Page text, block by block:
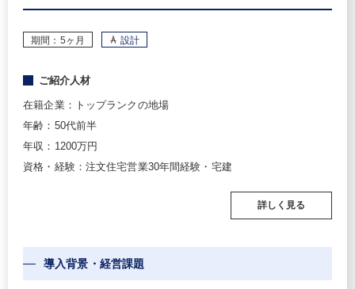
期間：5ヶ月 設計
ご紹介人材
在籍企業：トップランクの地場
年齢：50代前半
年収：1200万円
資格・経験：注文住宅営業30年間経験・宅建
詳しく見る
導入背景・経営課題